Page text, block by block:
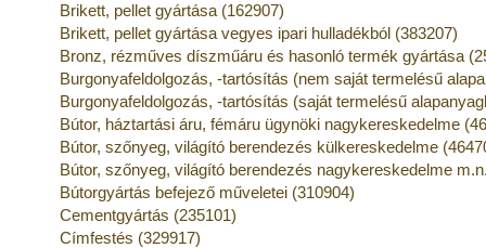
Brikett, pellet gyártása (162907)
Brikett, pellet gyártása vegyes ipari hulladékból (383207)
Bronz, rézműves díszműáru és hasonló termék gyártása
Burgonyafeldolgozás, -tartósítás (nem saját termelésű
Burgonyafeldolgozás, -tartósítás (saját termelésű
Bútor, háztartási áru, fémáru ügynöki nagykereskedelme
Bútor, szőnyeg, világító berendezés külkereskedelme
Bútor, szőnyeg, világító berendezés nagykereskedelme
Bútorgyártás befejező műveletei (310904)
Cementgyártás (235101)
Címfestés (329917)